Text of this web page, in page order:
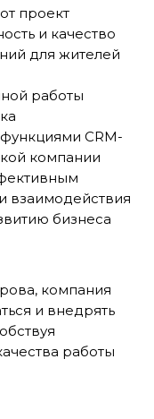
проект
и качество
для жителей
работы
CRM-
компании
взаимодействия
бизнеса
компания
и внедрять
работы